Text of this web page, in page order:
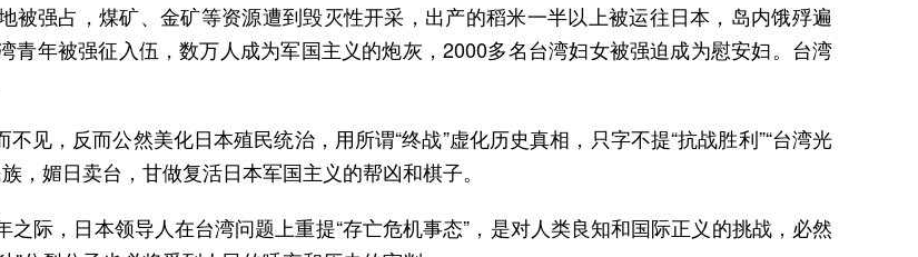
强占，煤矿、金矿等资源遭到毁灭性开采，出产的稻米一半以上被运往日本，岛内饿殍遍
年被强征入伍，数万人成为军国主义的炮灰，2000多名台湾妇女被强迫成为慰安妇。台湾
见，反而公然美化日本殖民统治，用所谓“终战”虚化历史真相，只字不提“抗战胜利”“台湾光
，媚日卖台，甘做复活日本军国主义的帮凶和棋子。
际，日本领导人在台湾问题上重提“存亡危机事态”，是对人类良知和国际正义的挑战，必然